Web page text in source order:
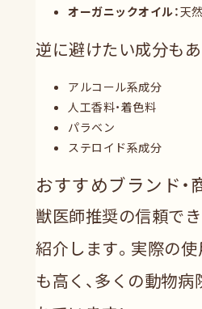
オーガニックオイル：天
逆に避けたい成分もあ
アルコール系成分
人工香料・着色料
パラベン
ステロイド系成分
おすすめブランド・
獣医師推奨の信頼で
紹介します。実際の
も高く、多くの動物